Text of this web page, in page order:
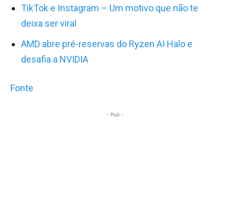
TikTok e Instagram – Um motivo que não te
deixa ser viral
AMD abre pré-reservas do Ryzen AI Halo e
desafia a NVIDIA
Fonte
- Pub -